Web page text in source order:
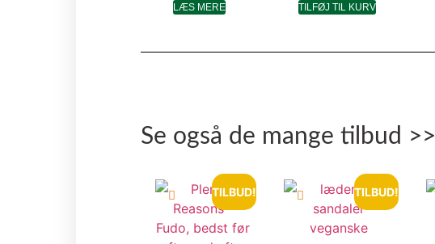
LÆS MERE TILFØJ TIL KURV
Se også de mange tilbud >>
TILBUD! TILBUD!